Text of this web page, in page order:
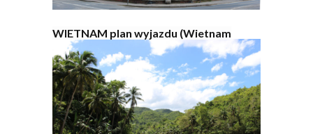
WIETNAM plan wyjazdu (Wietnam